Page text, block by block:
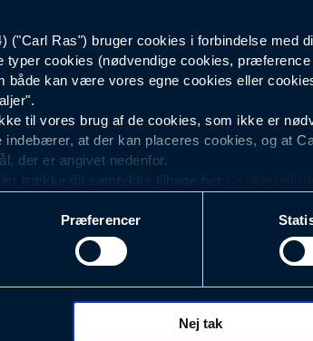
("Carl Ras") bruger cookies i forbindelse med
typer cookies (nødvendige cookies,
både kan være vores egne cookies eller
til vores brug af de cookies, som ikke er
indebærer, at der kan placeres cookies, og at
der er angivet nedenfor.
trække dit samtykke tilbage her
med det formål at optimere design,
analyser af, hvilke oplysninger der er mest
hvad der klikkes på, sider/indhold der
(computer, smartphone mv.) samt de features,
Præferencer
Nej tak
Sort
Nyhedsbrev